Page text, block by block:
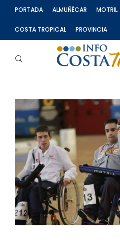
PORTADA ALMUÑÉCAR MOTRIL
COSTA TROPICAL PROVINCIA
INFOCOSTA TV
CARTAS AL DIRECTOR
PUBLICIDAD